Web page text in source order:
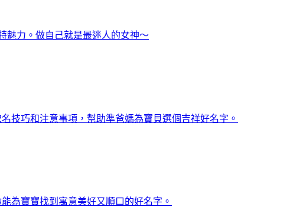
魅力。做自己就是最迷人的女神～
技巧和注意事項，幫助準爸媽為寶貝選個吉祥好名字。
為寶寶找到寓意美好又順口的好名字。